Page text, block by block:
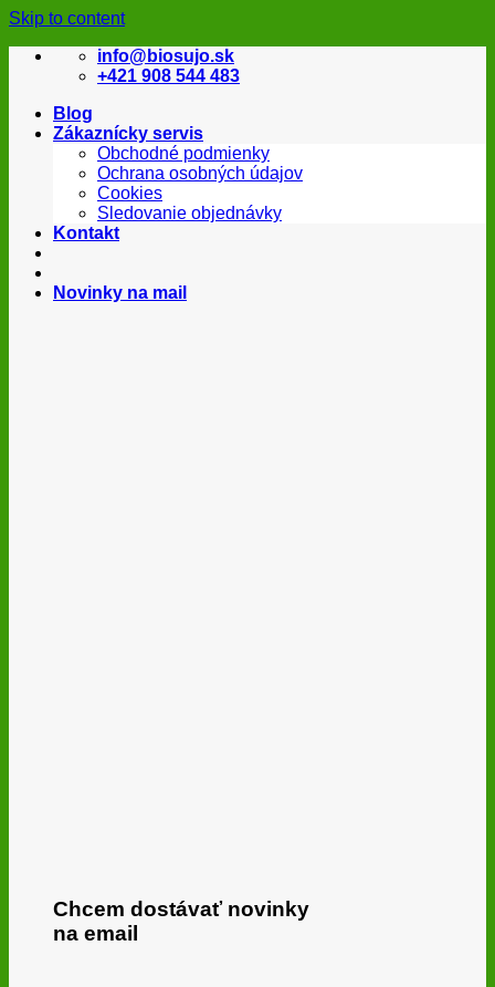
Skip to content
info@biosujo.sk
+421 908 544 483
Blog
Zákaznícky servis
Obchodné podmienky
Ochrana osobných údajov
Cookies
Sledovanie objednávky
Kontakt
Novinky na mail
Chcem dostávať novinky
na email